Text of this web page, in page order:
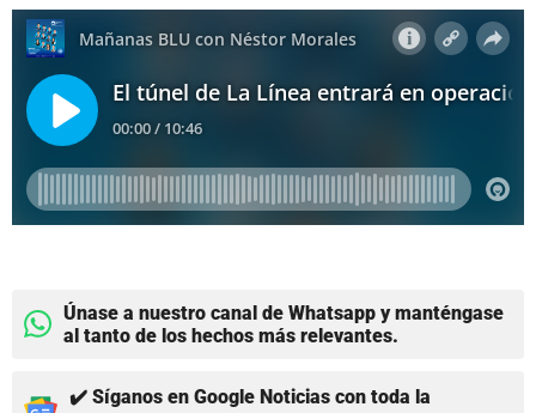
Únase a nuestro canal de Whatsapp y manténgase
al tanto de los hechos más relevantes.
✔️ Síganos en Google Noticias con toda la